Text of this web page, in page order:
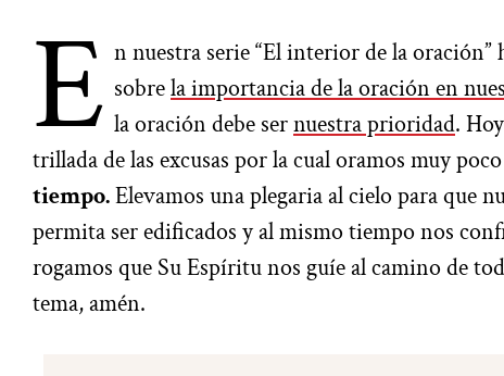
E n nuestra serie “El interior de la oración”
sobrela importancia de la oración en
la oración debe sernuestra prioridad.
trillada de las excusas por la cual oramos muy
tiempo.Elevamos una plegaria al cielo para que
permita ser edificados y al mismo tiempo nos
rogamos que Su Espíritu nos guíe al camino de
tema, amén.